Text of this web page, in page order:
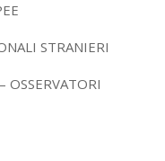
STRANIERI
OSSERVATORI